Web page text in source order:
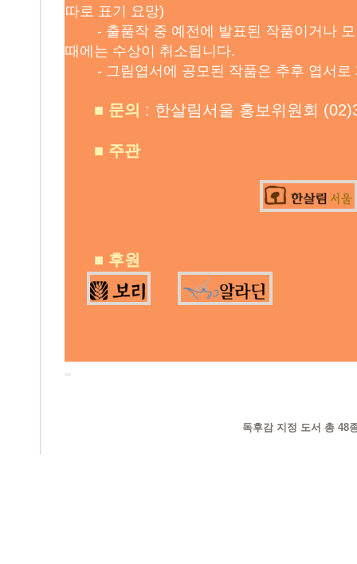
따로 표기 요망)
- 출품작 중 예전에 발표된 작품이거나 모
때에는 수상이 취소됩니다.
- 그림엽서에 공모된 작품은 추후 엽서로
■ 문의 : 한살림서울 홍보위원회
■ 주관
■ 후원
독후감 지정 도서 총 48